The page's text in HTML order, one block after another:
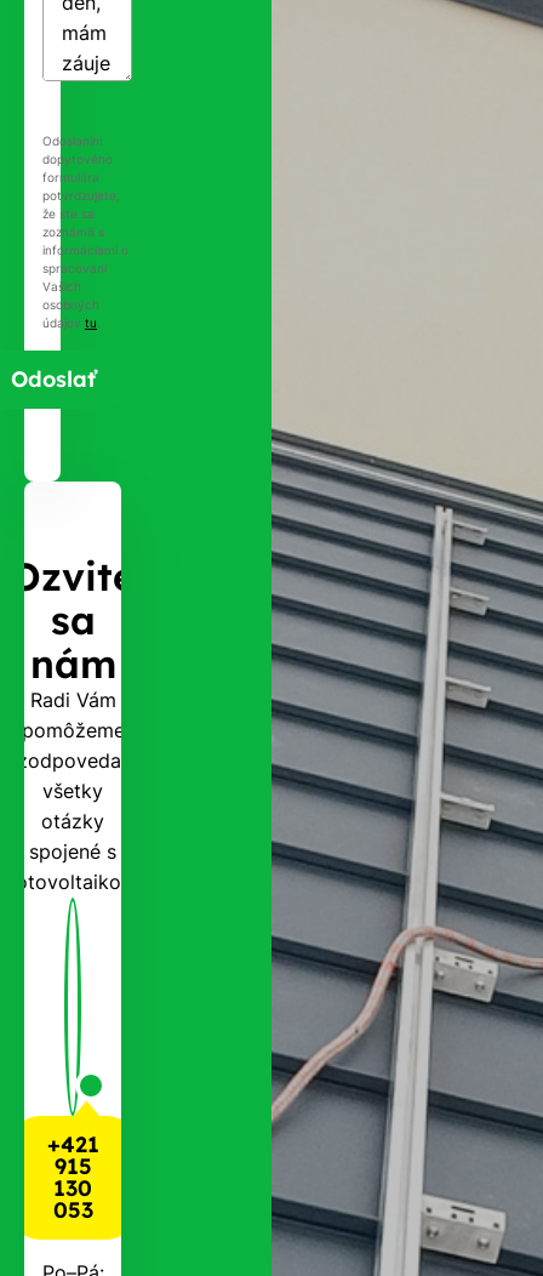
Ozvite
sa
nám
Radi Vám
pomôžeme
zodpovedať
všetky
otázky
spojené s
fotovoltaikou.
+421
915
130
053
Odoslaním
dopytového
formulára
potvrdzujete,
že ste sa
zoznámili s
informáciami o
spracovaní
Vašich
osobných
údajov tu